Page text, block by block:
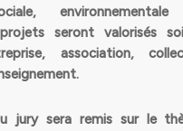
seront valorisés
association,
jury sera remis sur le